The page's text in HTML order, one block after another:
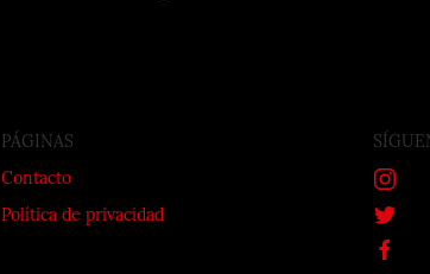
PÁGINAS
Contacto
Política de privacidad